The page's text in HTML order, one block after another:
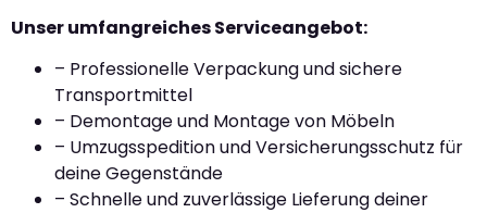
Unser umfangreiches Serviceangebot:
– Professionelle Verpackung und sichere
Transportmittel
– Demontage und Montage von Möbeln
– Umzugsspedition und Versicherungsschutz für
deine Gegenstände
– Schnelle und zuverlässige Lieferung deiner